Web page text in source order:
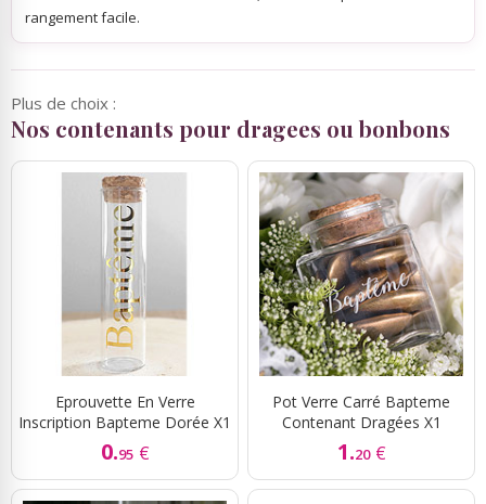
rangement facile.
Plus de choix :
Nos contenants pour dragees ou bonbons
Eprouvette En Verre
Inscription Bapteme Dorée X1
0.95 €
Pot Verre Carré Bapteme
Contenant Dragées X1
1.20 €